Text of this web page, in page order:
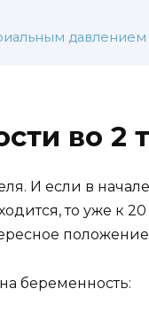
во 2
И если в
то уже к
беременность: